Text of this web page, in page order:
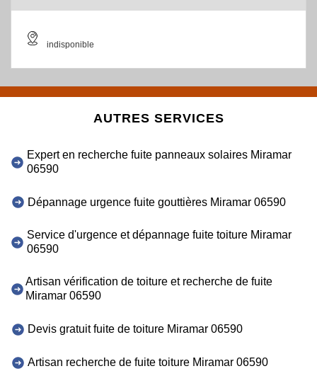
indisponible
AUTRES SERVICES
Expert en recherche fuite panneaux solaires Miramar
06590
Dépannage urgence fuite gouttières Miramar 06590
Service d'urgence et dépannage fuite toiture Miramar
06590
Artisan vérification de toiture et recherche de fuite
Miramar 06590
Devis gratuit fuite de toiture Miramar 06590
Artisan recherche de fuite toiture Miramar 06590